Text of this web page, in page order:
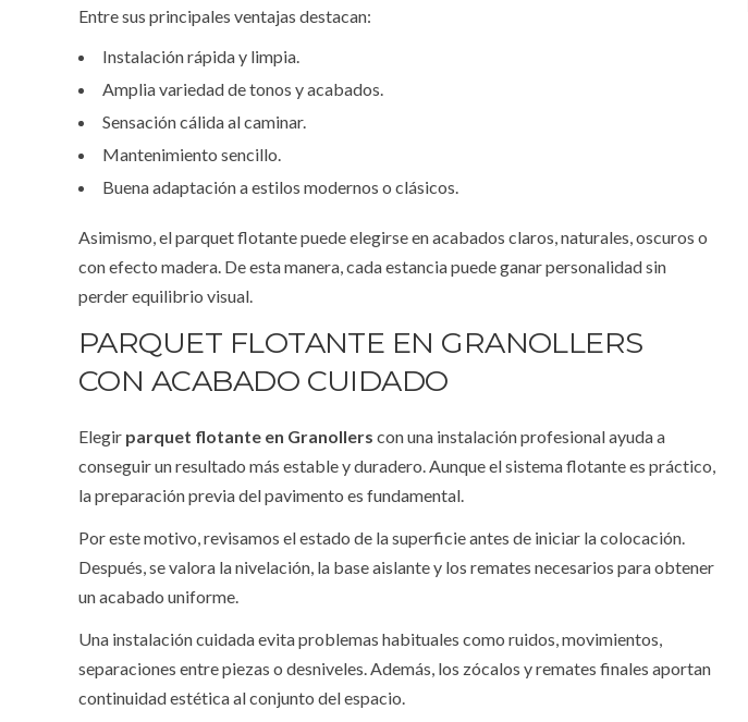
Entre sus principales ventajas destacan:
Instalación rápida y limpia.
Amplia variedad de tonos y acabados.
Sensación cálida al caminar.
Mantenimiento sencillo.
Buena adaptación a estilos modernos o clásicos.
Asimismo, el parquet flotante puede elegirse en acabados claros, naturales, oscuros o
con efecto madera. De esta manera, cada estancia puede ganar personalidad sin
perder equilibrio visual.
PARQUET FLOTANTE EN GRANOLLERS
CON ACABADO CUIDADO
Elegir parquet flotante en Granollers con una instalación profesional ayuda a
conseguir un resultado más estable y duradero. Aunque el sistema flotante es práctico,
la preparación previa del pavimento es fundamental.
Por este motivo, revisamos el estado de la superficie antes de iniciar la colocación.
Después, se valora la nivelación, la base aislante y los remates necesarios para obtener
un acabado uniforme.
Una instalación cuidada evita problemas habituales como ruidos, movimientos,
separaciones entre piezas o desniveles. Además, los zócalos y remates finales aportan
continuidad estética al conjunto del espacio.